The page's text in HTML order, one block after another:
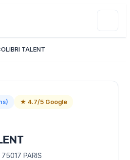
TALENT
★ 4.7/5 Google
PARIS